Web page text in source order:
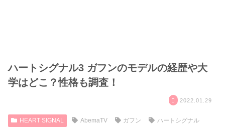
ハートシグナル3 ガフンのモデルの経歴や大
学はどこ？性格も調査！
2022.01.29
HEART SIGNAL AbemaTV ガフン
ハートシグナル